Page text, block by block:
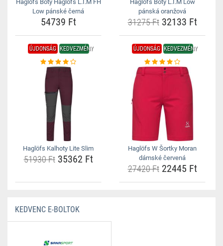
Haglöfs Boty Haglöfs L.I.M FH
Low pánské černá
54739 Ft
Haglöfs Boty L.I.M Low
pánská oranžová
31275 Ft32133 Ft
ÚJDONSÁG KEDVEZMÉNY
Haglöfs Kalhoty Lite Slim
51930 Ft35362 Ft
ÚJDONSÁG KEDVEZMÉNY
Haglöfs W Šortky Moran
dámské červená
27420 Ft22445 Ft
KEDVENC E-BOLTOK